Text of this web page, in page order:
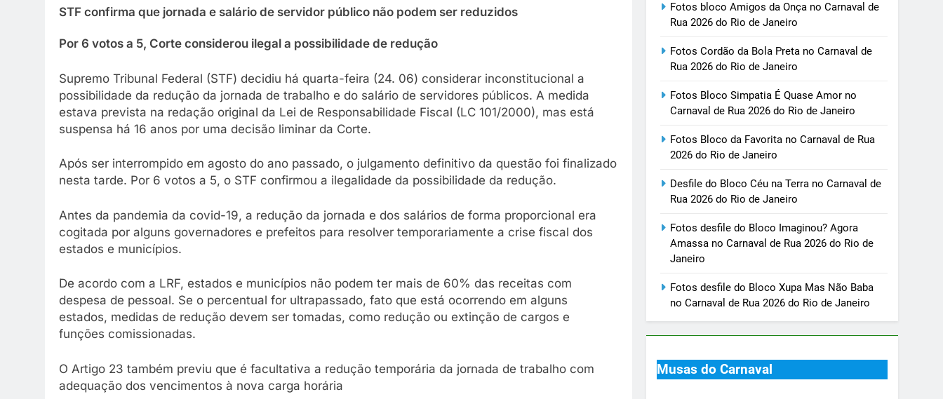
STF confirma que jornada e salário de servidor público não podem ser reduzidos
Por 6 votos a 5, Corte considerou ilegal a possibilidade de redução
Supremo Tribunal Federal (STF) decidiu há quarta-feira (24. 06) considerar inconstitucional a
possibilidade da redução da jornada de trabalho e do salário de servidores públicos. A medida
estava prevista na redação original da Lei de Responsabilidade Fiscal (LC 101/2000), mas está
suspensa há 16 anos por uma decisão liminar da Corte.
Após ser interrompido em agosto do ano passado, o julgamento definitivo da questão foi finalizado
nesta tarde. Por 6 votos a 5, o STF confirmou a ilegalidade da possibilidade da redução.
Antes da pandemia da covid-19, a redução da jornada e dos salários de forma proporcional era
cogitada por alguns governadores e prefeitos para resolver temporariamente a crise fiscal dos
estados e municípios.
De acordo com a LRF, estados e municípios não podem ter mais de 60% das receitas com
despesa de pessoal. Se o percentual for ultrapassado, fato que está ocorrendo em alguns
estados, medidas de redução devem ser tomadas, como redução ou extinção de cargos e
funções comissionadas.
O Artigo 23 também previu que é facultativa a redução temporária da jornada de trabalho com
adequação dos vencimentos à nova carga horária
Fotos bloco Amigos da Onça no Carnaval de
Rua 2026 do Rio de Janeiro
Fotos Cordão da Bola Preta no Carnaval de
Rua 2026 do Rio de Janeiro
Fotos Bloco Simpatia É Quase Amor no
Carnaval de Rua 2026 do Rio de Janeiro
Fotos Bloco da Favorita no Carnaval de Rua
2026 do Rio de Janeiro
Desfile do Bloco Céu na Terra no Carnaval de
Rua 2026 do Rio de Janeiro
Fotos desfile do Bloco Imaginou? Agora
Amassa no Carnaval de Rua 2026 do Rio de
Janeiro
Fotos desfile do Bloco Xupa Mas Não Baba
no Carnaval de Rua 2026 do Rio de Janeiro
Musas do Carnaval